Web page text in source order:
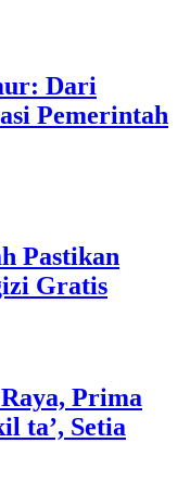
Dari
Pemerintah
Pastikan
Gratis
Prima
ta’, Setia